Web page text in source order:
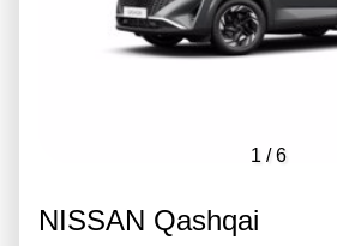
1 /6
NISSAN Qashqai